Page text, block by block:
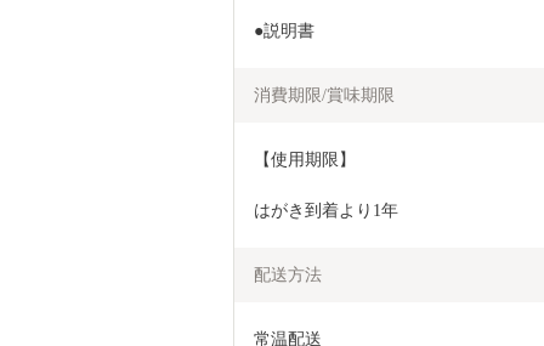
●説明書
消費期限/賞味期限
【使用期限】
はがき到着より1年
配送方法
常温配送